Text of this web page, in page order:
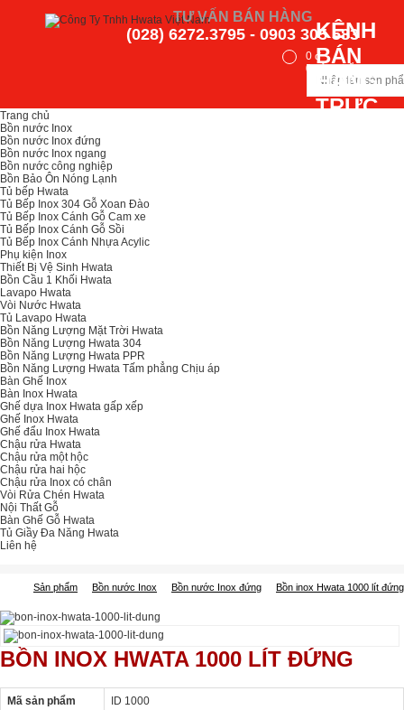
0 đ
0
KÊNH
BÁN
HÀNG
TRỰC
TƯ VẤN BÁN HÀNG
(028) 6272.3795 - 0903 305 583
Trang chủ
Bồn nước Inox
Bồn nước Inox đứng
Bồn nước Inox ngang
Bồn nước công nghiệp
Bồn Bảo Ôn Nóng Lạnh
Tủ bếp Hwata
Tủ Bếp Inox 304 Gỗ Xoan Đào
Tủ Bếp Inox Cánh Gỗ Cam xe
Tủ Bếp Inox Cánh Gỗ Sồi
Tủ Bếp Inox Cánh Nhựa Acylic
Phụ kiện Inox
Thiết Bị Vệ Sinh Hwata
Bồn Cầu 1 Khối Hwata
Lavapo Hwata
Vòi Nước Hwata
Tủ Lavapo Hwata
Bồn Năng Lượng Mặt Trời Hwata
Bồn Năng Lượng Hwata 304
Bồn Năng Lượng Hwata PPR
Bồn Năng Lượng Hwata Tấm phẳng Chịu áp
Bàn Ghế Inox
Bàn Inox Hwata
Ghế dựa Inox Hwata gấp xếp
Ghế Inox Hwata
Ghế đẩu Inox Hwata
Chậu rửa Hwata
Chậu rửa một hộc
Chậu rửa hai hộc
Chậu rửa Inox có chân
Vòi Rửa Chén Hwata
Nội Thất Gỗ
Bàn Ghế Gỗ Hwata
Tủ Giầy Đa Năng Hwata
Liên hệ
Sản phẩm Bồn nước Inox Bồn nước Inox đứng Bồn inox Hwata 1000 lít đứng
BỒN INOX HWATA 1000 LÍT ĐỨNG
Mã sản phẩm ID 1000